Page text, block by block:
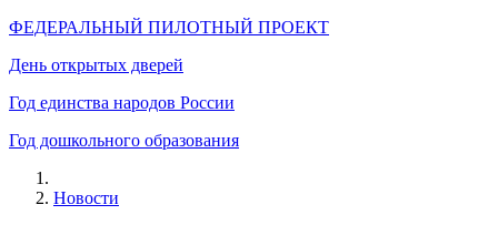
ФЕДЕРАЛЬНЫЙ ПИЛОТНЫЙ ПРОЕКТ
День открытых дверей
Год единства народов России
Год дошкольного образования
Новости